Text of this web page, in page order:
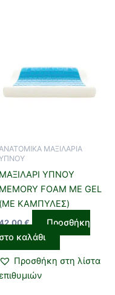
ΑΝΑΤΟΜΙΚΑ ΜΑΞΙΛΑΡΙΑ
ΜΑΞΙΛΑΡΙ ΥΠΝΟΥ
MEMORY FOAM ΜΕ GEL
(ΜΕ ΚΑΜΠΥΛΕΣ)
€
Προσθήκη
στο καλάθι
Προσθήκη στη λίστα